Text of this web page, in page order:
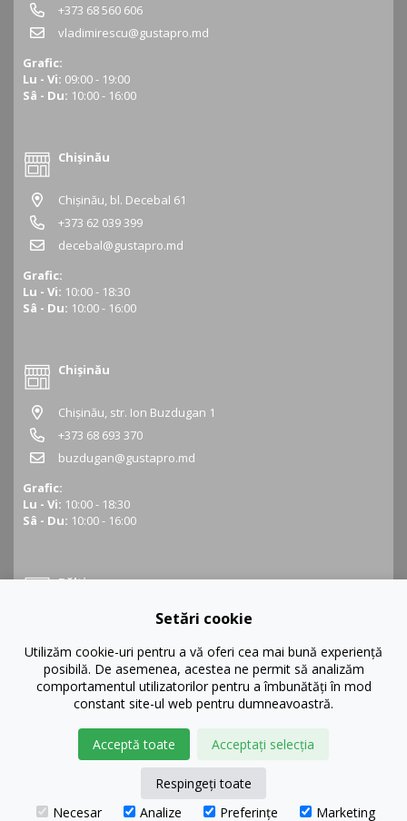
+373 68 560 606
vladimirescu@gustapro.md
Grafic:
Lu - Vi: 09:00 - 19:00
Sâ - Du: 10:00 - 16:00
Chișinău
Chișinău, bl. Decebal 61
+373 62 039 399
decebal@gustapro.md
Grafic:
Lu - Vi: 10:00 - 18:30
Sâ - Du: 10:00 - 16:00
Chișinău
Chișinău, str. Ion Buzdugan 1
+373 68 693 370
buzdugan@gustapro.md
Grafic:
Lu - Vi: 10:00 - 18:30
Sâ - Du: 10:00 - 16:00
Bălți
Bălți, str. Ștefan cel Mare 16
+373 68 452 945
balti@gustapro.md
10:00 - 16:00
© GustaPRO 2026
Setări cookie
Utilizăm cookie-uri pentru a vă oferi cea mai bună experiență
posibilă. De asemenea, acestea ne permit să analizăm
comportamentul utilizatorilor pentru a îmbunătăți în mod
constant site-ul web pentru dumneavoastră.
Acceptă toate Acceptați selecția
Respingeți toate
Necesar
Analize Preferințe Marketing